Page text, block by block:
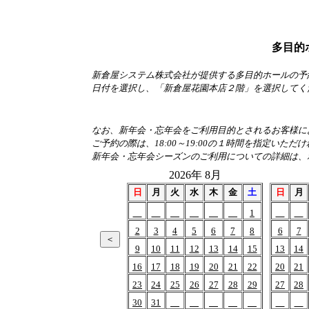
多目的
新倉屋システム株式会社が提供する多目的ホールの
日付を選択し、「新倉屋花園本店２階」を選択して
なお、新年会・忘年会をご利用目的とされるお客様
ご予約の際は、18:00～19:00の１時間を指定いただ
新年会・忘年会シーズンのご利用についての詳細は
2026年 8月
日 月 火 水 木 金
土
1
2
3 4 5 6 7
8
9
10 11 12 13 14
15
16
17 18 19 20 21
22
23
24 25 26 27 28
29
30
31
日 月
6
7
13
14
20
21
27
28